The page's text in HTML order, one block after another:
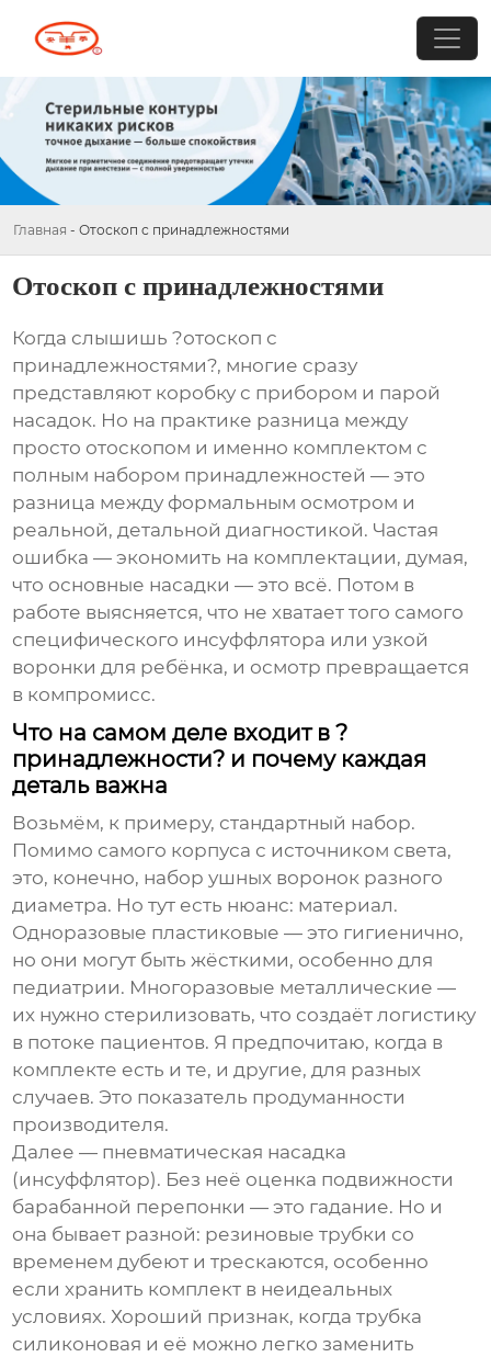
Главная - Отоскоп с принадлежностями
Отоскоп с принадлежностями
Когда слышишь ?отоскоп с
принадлежностями?, многие сразу
представляют коробку с прибором и парой
насадок. Но на практике разница между
просто отоскопом и именно комплектом с
полным набором принадлежностей — это
разница между формальным осмотром и
реальной, детальной диагностикой. Частая
ошибка — экономить на комплектации, думая,
что основные насадки — это всё. Потом в
работе выясняется, что не хватает того самого
специфического инсуффлятора или узкой
воронки для ребёнка, и осмотр превращается
в компромисс.
Что на самом деле входит в ?
принадлежности? и почему каждая
деталь важна
Возьмём, к примеру, стандартный набор.
Помимо самого корпуса с источником света,
это, конечно, набор ушных воронок разного
диаметра. Но тут есть нюанс: материал.
Одноразовые пластиковые — это гигиенично,
но они могут быть жёсткими, особенно для
педиатрии. Многоразовые металлические —
их нужно стерилизовать, что создаёт логистику
в потоке пациентов. Я предпочитаю, когда в
комплекте есть и те, и другие, для разных
случаев. Это показатель продуманности
производителя.
Далее — пневматическая насадка
(инсуффлятор). Без неё оценка подвижности
барабанной перепонки — это гадание. Но и
она бывает разной: резиновые трубки со
временем дубеют и трескаются, особенно
если хранить комплект в неидеальных
условиях. Хороший признак, когда трубка
силиконовая и её можно легко заменить